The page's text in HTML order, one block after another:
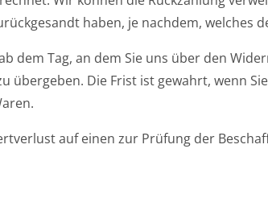
haben, je nachdem, welches
dem Tag, an dem Sie uns über den
Die Frist ist gewahrt, wenn
auf einen zur Prüfung der